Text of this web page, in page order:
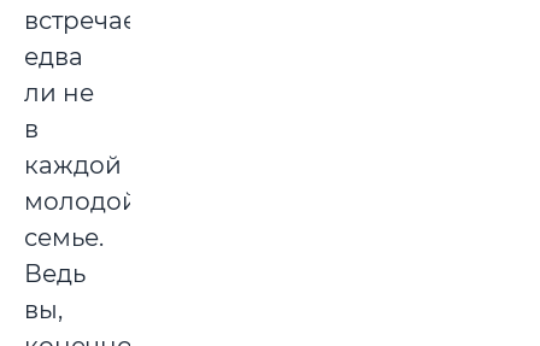
встречается
едва
ли не
в
каждой
молодой
семье.
Ведь
вы,